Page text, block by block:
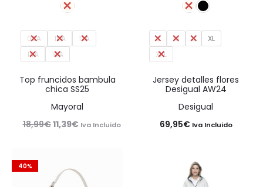
08A 10A
12A
14A
16A
Top fruncidos bambula
chica SS25
Mayoral
18,99€El
era:
11,39€El
es:
Iva Incluido
S M L
XL
XXL
Jersey detalles flores
Desigual AW24
Desigual
69,95€ Iva Incluido
40%